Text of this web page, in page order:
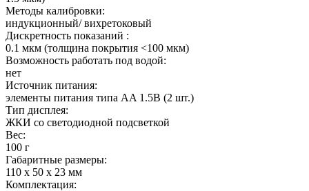
Методы калибровки:
индукционный/ вихретоковый
Дискретность показаний :
0.1 мкм (толщина покрытия <100 мкм)
Возможность работать под водой:
нет
Источник питания:
элементы питания типа AA 1.5В (2 шт.)
Тип дисплея:
ЖКИ со светодиодной подсветкой
Вес:
100 г
Габаритные размеры:
110 x 50 x 23 мм
Комплектация: